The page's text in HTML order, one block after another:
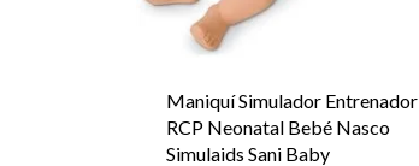
Maniquí Simulador Entrenador
RCP Neonatal Bebé Nasco
Simulaids Sani Baby